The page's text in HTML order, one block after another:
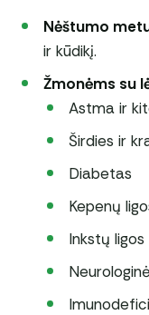
Nėštumo
ir kūdikį.
Žmonėms su
Astma ir
Širdies ir
Diabetas
Kepenų
Inkstų ligos